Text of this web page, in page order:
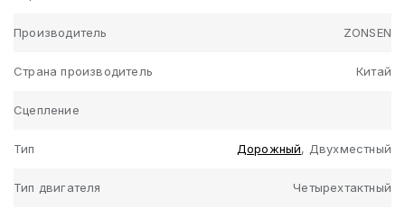
Производитель ZONSEN
Страна производитель Китай
Сцепление
Тип Дорожный, Двухместный
Тип двигателя Четырехтактный